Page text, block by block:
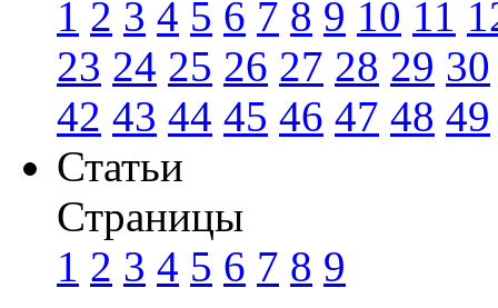
1 2 3 4 5 6 7 8 9 10 11
23 24 25 26 27 28 29 30
42 43 44 45 46 47 48 49
Статьи
Страницы
1 2 3 4 5 6 7 8 9